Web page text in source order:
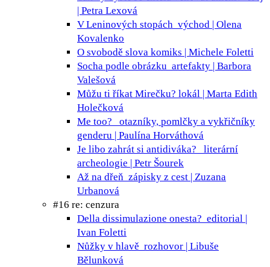
| Petra Lexová
V Leninových stopách východ | Olena
Kovalenko
O svobodě slova komiks | Michele Foletti
Socha podle obrázku artefakty | Barbora
Valešová
Můžu ti říkat Mirečku? lokál | Marta Edith
Holečková
Me too?
otazníky, pomlčky a vykřičníky
genderu | Paulína Horváthová
Je libo zahrát si antidiváka?
literární
archeologie | Petr Šourek
Až na dřeň zápisky z cest | Zuzana
Urbanová
#16 re: cenzura
Della dissimulazione onesta? editorial |
Ivan Foletti
Nůžky v hlavě rozhovor | Libuše
Bělunková